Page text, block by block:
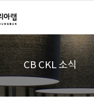
CB CKL 소식